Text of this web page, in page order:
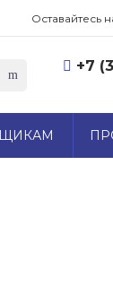
Оставайтесь
+7